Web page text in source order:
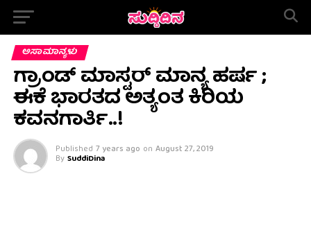
ಅಸಾಮಾನ್ಯಳು
ಗ್ರಾಂಡ್ ಮಾಸ್ಟರ್ ಮಾನ್ಯ ಹರ್ಷ ;
ಈಕೆ ಭಾರತದ ಅತ್ಯಂತ ಕಿರಿಯ
ಕವನಗಾರ್ತಿ..!
Published 7 years ago on August 27, 2019
By SuddiDina